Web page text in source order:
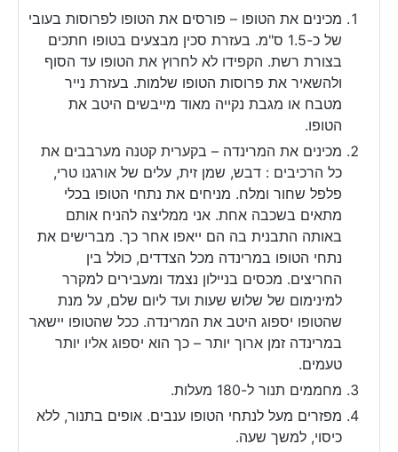
מכינים את הטופו – פורסים את הטופו לפרוסות בעובי
של כ-1.5 ס"מ. בעזרת סכין מבצעים בטופו חתכים
בצורת רשת. הקפידו לא לחרוץ את הטופו עד הסוף
ולהשאיר את פרוסות הטופו שלמות. בעזרת נייר
מטבח או מגבת נקייה מאוד מייבשים היטב את
הטופו.
מכינים את המרינדה – בקערית קטנה מערבבים את
כל הרכיבים : דבש, שמן זית, עלים של אורגנו טרי,
פלפל שחור ומלח. מניחים את נתחי הטופו בכלי
מתאים בשכבה אחת. אני ממליצה להניח אותם
באותה התבנית בה הם ייאפו אחר כך. מברישים את
נתחי הטופו במרינדה מכל הצדדים, כולל בין
החריצים. מכסים בניילון נצמד ומעבירים למקרר
למינימום של שלוש שעות ועד ליום שלם, על מנת
שהטופו יספוג היטב את המרינדה. ככל שהטופו יישאר
במרינדה זמן ארוך יותר – כך הוא יספוג אליו יותר
טעמים.
מחממים תנור ל-180 מעלות.
מפזרים מעל לנתחי הטופו ענבים. אופים בתנור, ללא
כיסוי, למשך שעה.